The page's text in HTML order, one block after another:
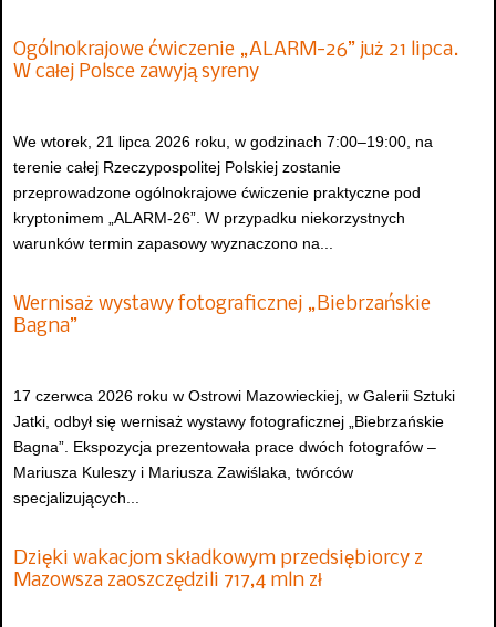
Ogólnokrajowe ćwiczenie „ALARM-26” już 21 lipca.
W całej Polsce zawyją syreny
We wtorek, 21 lipca 2026 roku, w godzinach 7:00–19:00, na
terenie całej Rzeczypospolitej Polskiej zostanie
przeprowadzone ogólnokrajowe ćwiczenie praktyczne pod
kryptonimem „ALARM-26”. W przypadku niekorzystnych
warunków termin zapasowy wyznaczono na...
Wernisaż wystawy fotograficznej „Biebrzańskie
Bagna”
17 czerwca 2026 roku w Ostrowi Mazowieckiej, w Galerii Sztuki
Jatki, odbył się wernisaż wystawy fotograficznej „Biebrzańskie
Bagna”. Ekspozycja prezentowała prace dwóch fotografów –
Mariusza Kuleszy i Mariusza Zawiślaka, twórców
specjalizujących...
Dzięki wakacjom składkowym przedsiębiorcy z
Mazowsza zaoszczędzili 717,4 mln zł